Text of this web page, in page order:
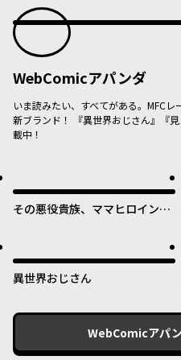
WebComicアパンダ
いま読みたい、すべてがある。MFC
新ブランド！ 『異世界おじさん』『
載中！
その悪役貴族、ママヒロインが
くる～
異世界おじさん
WebComicアパ